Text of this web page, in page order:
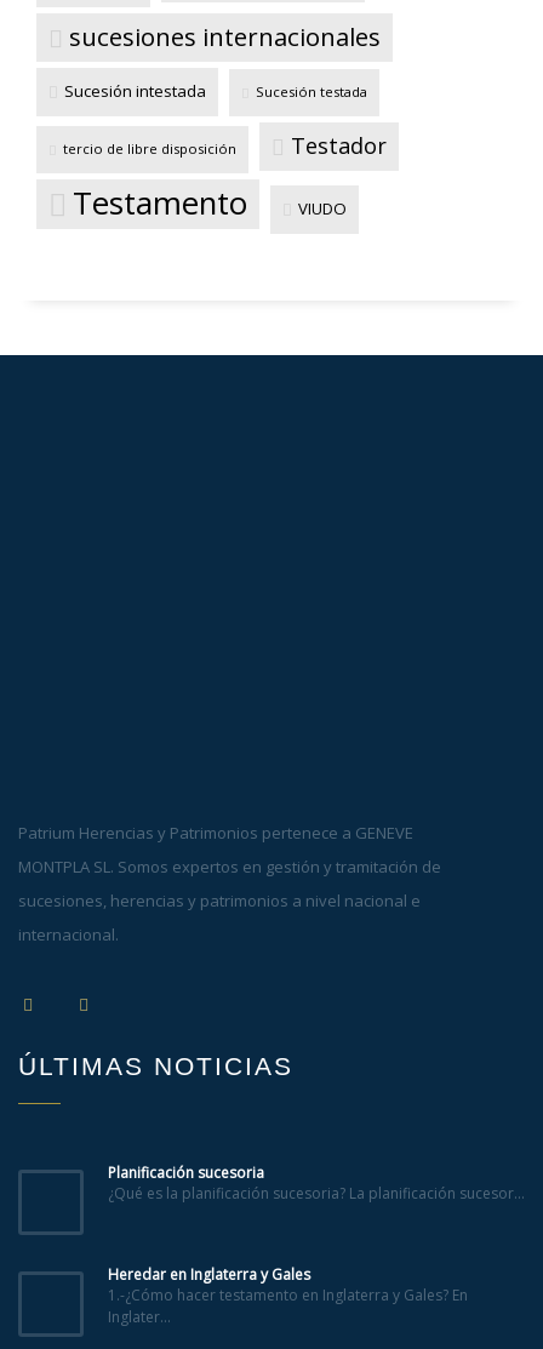
sucesiones internacionales
Sucesión intestada Sucesión testada
tercio de libre disposición Testador
Testamento VIUDO
Patrium Herencias y Patrimonios pertenece a GENEVE
MONTPLA SL. Somos expertos en gestión y tramitación de
sucesiones, herencias y patrimonios a nivel nacional e
internacional.
ÚLTIMAS NOTICIAS
Planificación sucesoria
¿Qué es la planificación sucesoria? La planificación sucesor...
Heredar en Inglaterra y Gales
1.-¿Cómo hacer testamento en Inglaterra y Gales? En
Inglater...